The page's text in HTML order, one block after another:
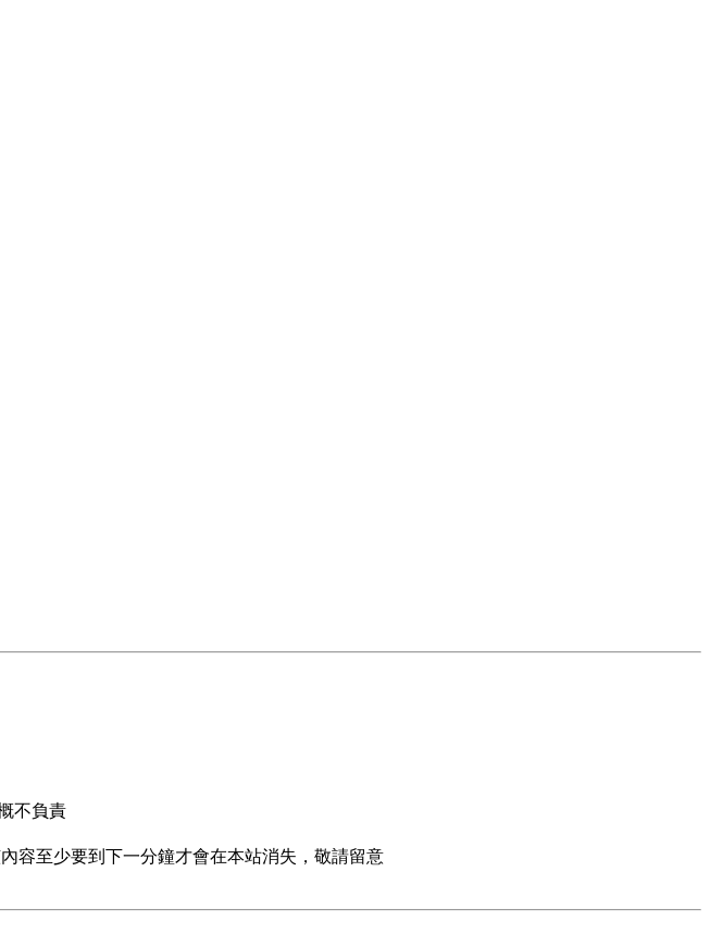
不負責
容至少要到下一分鐘才會在本站消失，敬請留意